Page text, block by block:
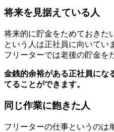
将来を見据えている人
将来的に貯金をためておきた
という人は正社員に向いてい
フリーターでは老後の貯金を
金銭的余裕がある正社員にな
てることができます。
同じ作業に飽きた人
フリーターの仕事というのは